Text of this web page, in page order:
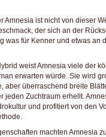
Amnesia ist nicht von dieser
der sich an der
was für Kenner und etwas an
weist Amnesia viele der
erwarten würde. Sie wird
aber überraschend breite
jeden Zuchtraum erhellt.
und profitiert von den
machten Amnesia